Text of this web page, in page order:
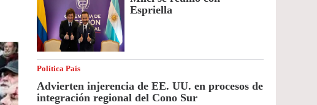
Espriella
Política País
Advierten injerencia de EE. UU. en procesos de
integración regional del Cono Sur